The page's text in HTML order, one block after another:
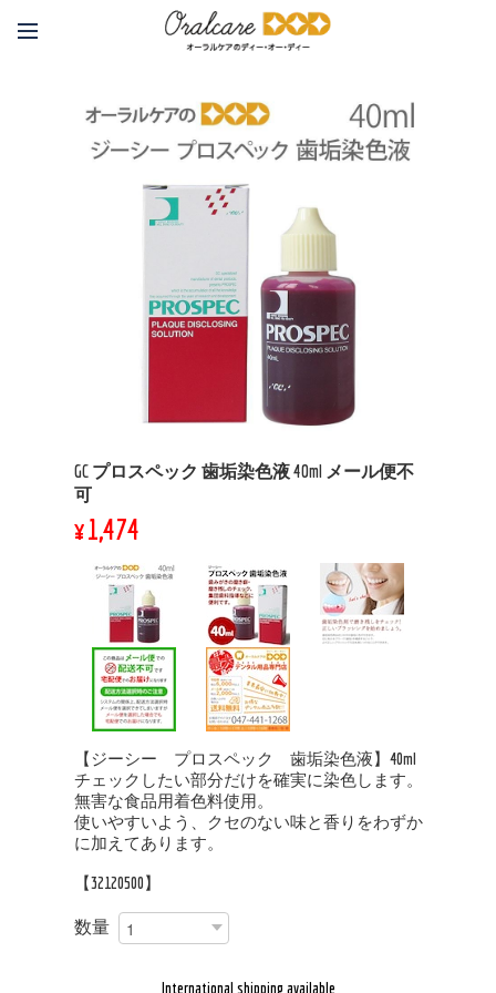
GC プロスペック 歯垢染色液 40ml メール便不
可
¥1,474
【ジーシー プロスペック 歯垢染色液】40ml
チェックしたい部分だけを確実に染色します。
無害な食品用着色料使用。
使いやすいよう、クセのない味と香りをわずか
に加えてあります。
【32120500】
数量
International shipping available